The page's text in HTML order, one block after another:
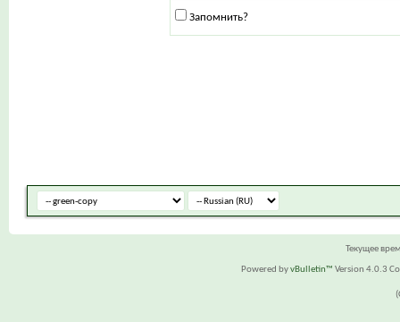
Запомнить?
Текущее
Powered byvBulletin™ Version 4.0.3